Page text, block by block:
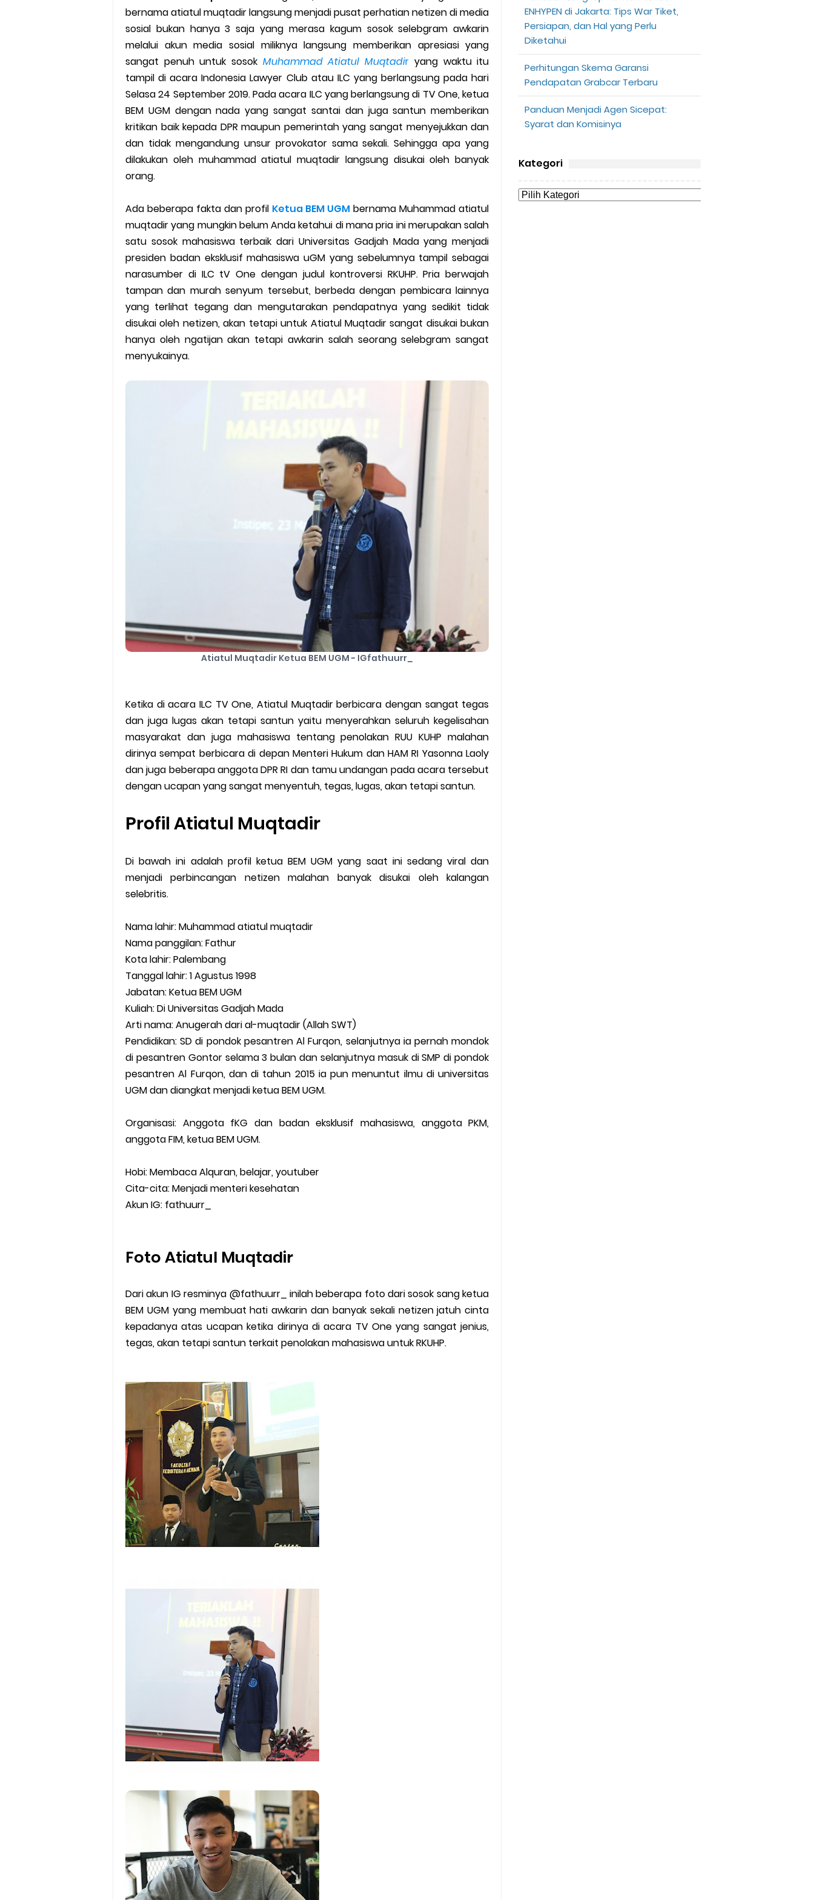
Cara Mudah Melihat Nomor Shopeepay Sendiri dan Orang Lain
7 Cara Mudah Top Up Grab untuk Driver
5 Versi Map Paling Gacor Untuk Ojek Online
Penyebab dan Cara Memulihkan Akun Gojek Dibekukan
Cara Menghitung Penghasilan Grab Sesuai dengan Orderan
Cara Menggunakan Paket Telkomsel Mitra Gojek
5 Biaya Potongan Shopee Food yang Perlu Kamu Ketahui
10 Cara Jitu Autobid Untuk Lala Motor dan Mobil 2023
Batas Saldo Untuk Akun Gopay Biasa dan Upgrade
Cara Mudah Melihat QR dan Barcode Shopeepay
Enroute Drop: Arti dan Penjelasan Resi Gosend
Cara Transfer Gopay ke Shopeepay Tanpa Potongan
Cara Mengatasi Aplikasi Gojek Mengalami Gangguan
DNS Server Gojek Driver Terbaru 2026: Panduan Lengkap DNS Server Gojek Terbaru dan IP Server GoPartner Gojek
bernama atiatul muqtadir langsung menjadi pusat perhatian netizen di media
sosial bukan hanya 3 saja yang merasa kagum sosok selebgram awkarin
melalui akun media sosial miliknya langsung memberikan apresiasi yang
sangat penuh untuk sosok Muhammad Atiatul Muqtadir yang waktu itu
tampil di acara Indonesia Lawyer Club atau ILC yang berlangsung pada hari
Selasa 24 September 2019. Pada acara ILC yang berlangsung di TV One, ketua
BEM UGM dengan nada yang sangat santai dan juga santun memberikan
kritikan baik kepada DPR maupun pemerintah yang sangat menyejukkan dan
dan tidak mengandung unsur provokator sama sekali. Sehingga apa yang
dilakukan oleh muhammad atiatul muqtadir langsung disukai oleh banyak
orang.
Ada beberapa fakta dan profil Ketua BEM UGMbernama Muhammad atiatul
muqtadir yang mungkin belum Anda ketahui di mana pria ini merupakan salah
satu sosok mahasiswa terbaik dari Universitas Gadjah Mada yang menjadi
presiden badan eksklusif mahasiswa uGM yang sebelumnya tampil sebagai
narasumber di ILC tV One dengan judul kontroversi RKUHP. Pria berwajah
tampan dan murah senyum tersebut, berbeda dengan pembicara lainnya
yang terlihat tegang dan mengutarakan pendapatnya yang sedikit tidak
disukai oleh netizen, akan tetapi untuk Atiatul Muqtadir sangat disukai bukan
hanya oleh ngatijan akan tetapi awkarin salah seorang selebgram sangat
menyukainya.
Atiatul Muqtadir Ketua BEM UGM - IGfathuurr_
Ketika di acara ILC TV One, Atiatul Muqtadir berbicara dengan sangat tegas
dan juga lugas akan tetapi santun yaitu menyerahkan seluruh kegelisahan
masyarakat dan juga mahasiswa tentang penolakan RUU KUHP malahan
dirinya sempat berbicara di depan Menteri Hukum dan HAM RI Yasonna Laoly
dan juga beberapa anggota DPR RI dan tamu undangan pada acara tersebut
dengan ucapan yang sangat menyentuh, tegas, lugas, akan tetapi santun.
Profil Atiatul Muqtadir
Di bawah ini adalah profil ketua BEM UGM yang saat ini sedang viral dan
menjadi perbincangan netizen malahan banyak disukai oleh kalangan
selebritis.
Nama lahir: Muhammad atiatul muqtadir
Nama panggilan: Fathur
Kota lahir: Palembang
Tanggal lahir: 1 Agustus 1998
Jabatan: Ketua BEM UGM
Kuliah: Di Universitas Gadjah Mada
Arti nama: Anugerah dari al-muqtadir (Allah SWT)
Pendidikan: SD di pondok pesantren Al Furqon, selanjutnya ia pernah mondok
di pesantren Gontor selama 3 bulan dan selanjutnya masuk di SMP di pondok
pesantren Al Furqon, dan di tahun 2015 ia pun menuntut ilmu di universitas
UGM dan diangkat menjadi ketua BEM UGM.
Organisasi: Anggota fKG dan badan eksklusif mahasiswa, anggota PKM,
anggota FIM, ketua BEM UGM.
Hobi: Membaca Alquran, belajar, youtuber
Cita-cita: Menjadi menteri kesehatan
Akun IG: fathuurr_
Foto Atiatul Muqtadir
Dari akun IG resminya @fathuurr_ inilah beberapa foto dari sosok sang ketua
BEM UGM yang membuat hati awkarin dan banyak sekali netizen jatuh cinta
kepadanya atas ucapan ketika dirinya di acara TV One yang sangat jenius,
tegas, akan tetapi santun terkait penolakan mahasiswa untuk RKUHP.
ENHYPEN di Jakarta: Tips War Tiket,
Persiapan, dan Hal yang Perlu
Diketahui
Perhitungan Skema Garansi
Pendapatan Grabcar Terbaru
Panduan Menjadi Agen Sicepat:
Syarat dan Komisinya
Kategori